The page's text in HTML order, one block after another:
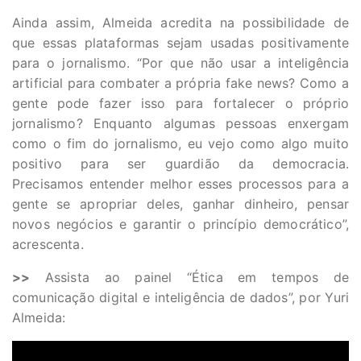
Ainda assim, Almeida acredita na possibilidade de
que essas plataformas sejam usadas positivamente
para o jornalismo. “Por que não usar a inteligência
artificial para combater a própria fake news? Como a
gente pode fazer isso para fortalecer o próprio
jornalismo? Enquanto algumas pessoas enxergam
como o fim do jornalismo, eu vejo como algo muito
positivo para ser guardião da democracia.
Precisamos entender melhor esses processos para a
gente se apropriar deles, ganhar dinheiro, pensar
novos negócios e garantir o princípio democrático”,
acrescenta.
>> Assista ao painel “Ética em tempos de
comunicação digital e inteligência de dados”, por Yuri
Almeida: